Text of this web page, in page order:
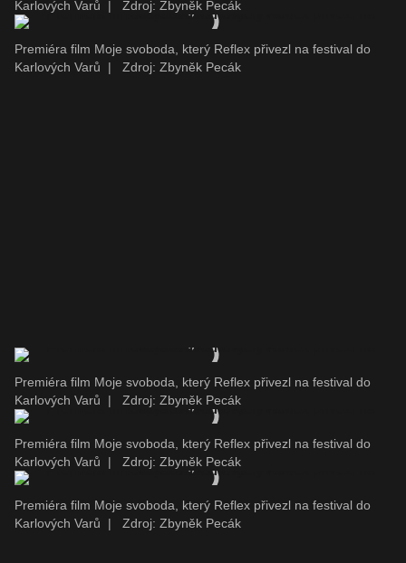
Karlových Varů
| Zdroj: Zbyněk Pecák
Premiéra film Moje svoboda, který Reflex přivezl na festival do
Karlových Varů
| Zdroj: Zbyněk Pecák
Premiéra film Moje svoboda, který Reflex přivezl na festival do
Karlových Varů
| Zdroj: Zbyněk Pecák
Premiéra film Moje svoboda, který Reflex přivezl na festival do
Karlových Varů
| Zdroj: Zbyněk Pecák
Premiéra film Moje svoboda, který Reflex přivezl na festival do
Karlových Varů
| Zdroj: Zbyněk Pecák